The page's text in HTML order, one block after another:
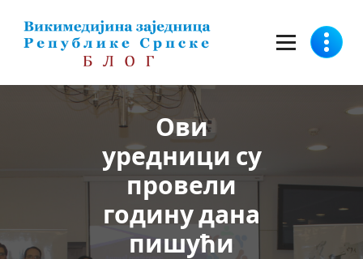
садржај
Ови
уредници су
провели
годину дана
пишући